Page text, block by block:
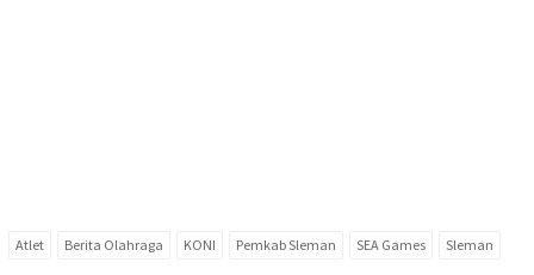
Atlet Berita Olahraga KONI Pemkab Sleman SEA Games Sleman